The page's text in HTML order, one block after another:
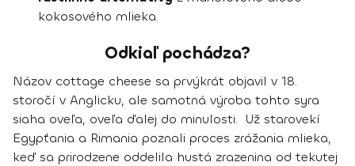
kokosového mlieka.
Odkiaľ pochádza?
Názov cottage cheese sa prvýkrát objavil v 18.
storočí v Anglicku, ale samotná výroba tohto syra
siaha oveľa, oveľa ďalej do minulosti. Už starovekí
Egypťania a Rimania poznali proces zrážania mlieka,
keď sa prirodzene oddelila hustá zrazenina od tekutej